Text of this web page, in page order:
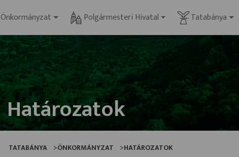
Önkormányzat Polgármesteri Hivatal Tatabánya
Határozatok
TATABÁNYA ÖNKORMÁNYZAT HATÁROZATOK